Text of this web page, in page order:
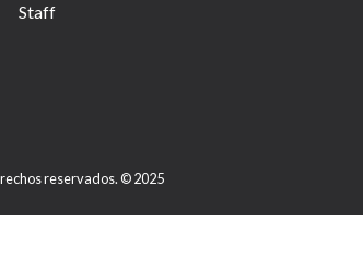
Staff
reservados. © 2025